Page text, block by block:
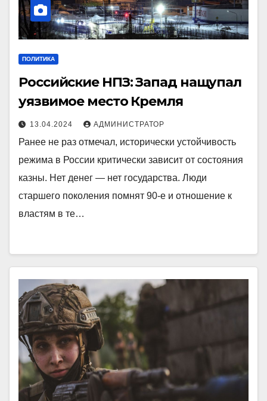
ПОЛИТИКА
Российские НПЗ: Запад нащупал
уязвимое место Кремля
13.04.2024 АДМИНИСТРАТОР
Ранее не раз отмечал, исторически устойчивость
режима в России критически зависит от состояния
казны. Нет денег — нет государства. Люди
старшего поколения помнят 90-е и отношение к
властям в те…